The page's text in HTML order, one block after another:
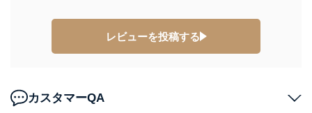
株式会社富士山マガジンサービス
代表取締役会長 西野 伸一郎
２．利用目的
レビューを投稿する
カスタマーQA